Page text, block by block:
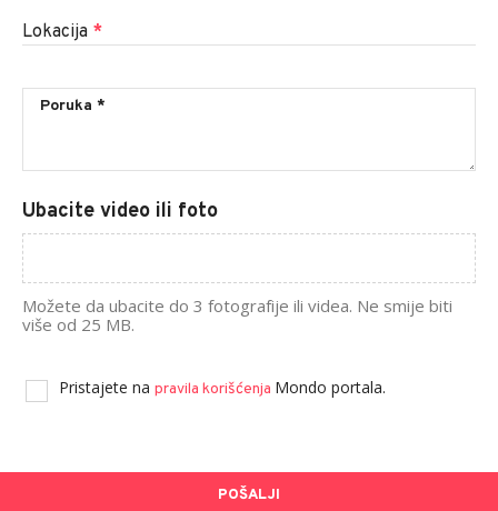
Lokacija *
Ubacite video ili foto
Možete da ubacite do 3 fotografije ili videa. Ne smije biti
više od 25 MB.
Pristajete na pravila korišćenja Mondo portala.
POŠALJI